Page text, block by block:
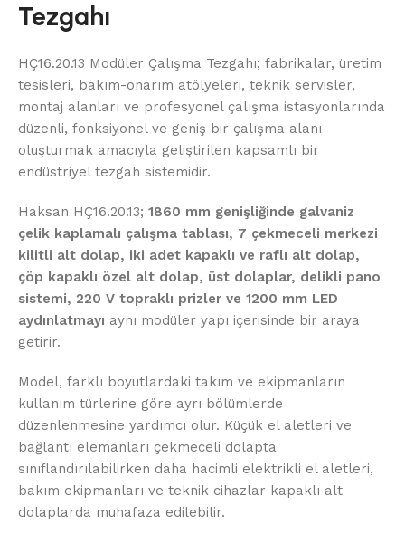
Tezgahı
HÇ16.20.13 Modüler Çalışma Tezgahı; fabrikalar, üretim
tesisleri, bakım-onarım atölyeleri, teknik servisler,
montaj alanları ve profesyonel çalışma istasyonlarında
düzenli, fonksiyonel ve geniş bir çalışma alanı
oluşturmak amacıyla geliştirilen kapsamlı bir
endüstriyel tezgah sistemidir.
Haksan HÇ16.20.13; 1860 mm genişliğinde galvaniz
çelik kaplamalı çalışma tablası, 7 çekmeceli merkezi
kilitli alt dolap, iki adet kapaklı ve raflı alt dolap,
çöp kapaklı özel alt dolap, üst dolaplar, delikli pano
sistemi, 220 V topraklı prizler ve 1200 mm LED
aydınlatmayı aynı modüler yapı içerisinde bir araya
getirir.
Model, farklı boyutlardaki takım ve ekipmanların
kullanım türlerine göre ayrı bölümlerde
düzenlenmesine yardımcı olur. Küçük el aletleri ve
bağlantı elemanları çekmeceli dolapta
sınıflandırılabilirken daha hacimli elektrikli el aletleri,
bakım ekipmanları ve teknik cihazlar kapaklı alt
dolaplarda muhafaza edilebilir.